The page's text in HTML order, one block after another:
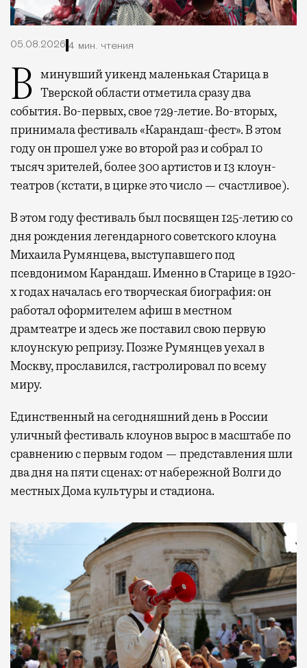
05.08.2026 4 мин. чтения
В минувший уикенд маленькая Старица в Тверской области отметила сразу два
события. Во-первых, свое 729-летие. Во-вторых,
принимала фестиваль «Карандаш-фест». В этом
году он прошел уже во второй раз и собрал 10
тысяч зрителей, более 300 артистов и 13 клоун-
театров (кстати, в цирке это число — счастливое).
В этом году фестиваль был посвящен 125-летию со
дня рождения легендарного советского клоуна
Михаила Румянцева, выступавшего под
псевдонимом Карандаш. Именно в Старице в 1920-
х годах началась его творческая биография: он
работал оформителем афиш в местном
драмтеатре и здесь же поставил свою первую
клоунскую репризу. Позже Румянцев уехал в
Москву, прославился, гастролировал по всему
миру.
Единственный на сегодняшний день в России
уличный фестиваль клоунов вырос в масштабе по
сравнению с первым годом — представления шли
два дня на пяти сценах: от набережной Волги до
местных Дома культуры и стадиона.